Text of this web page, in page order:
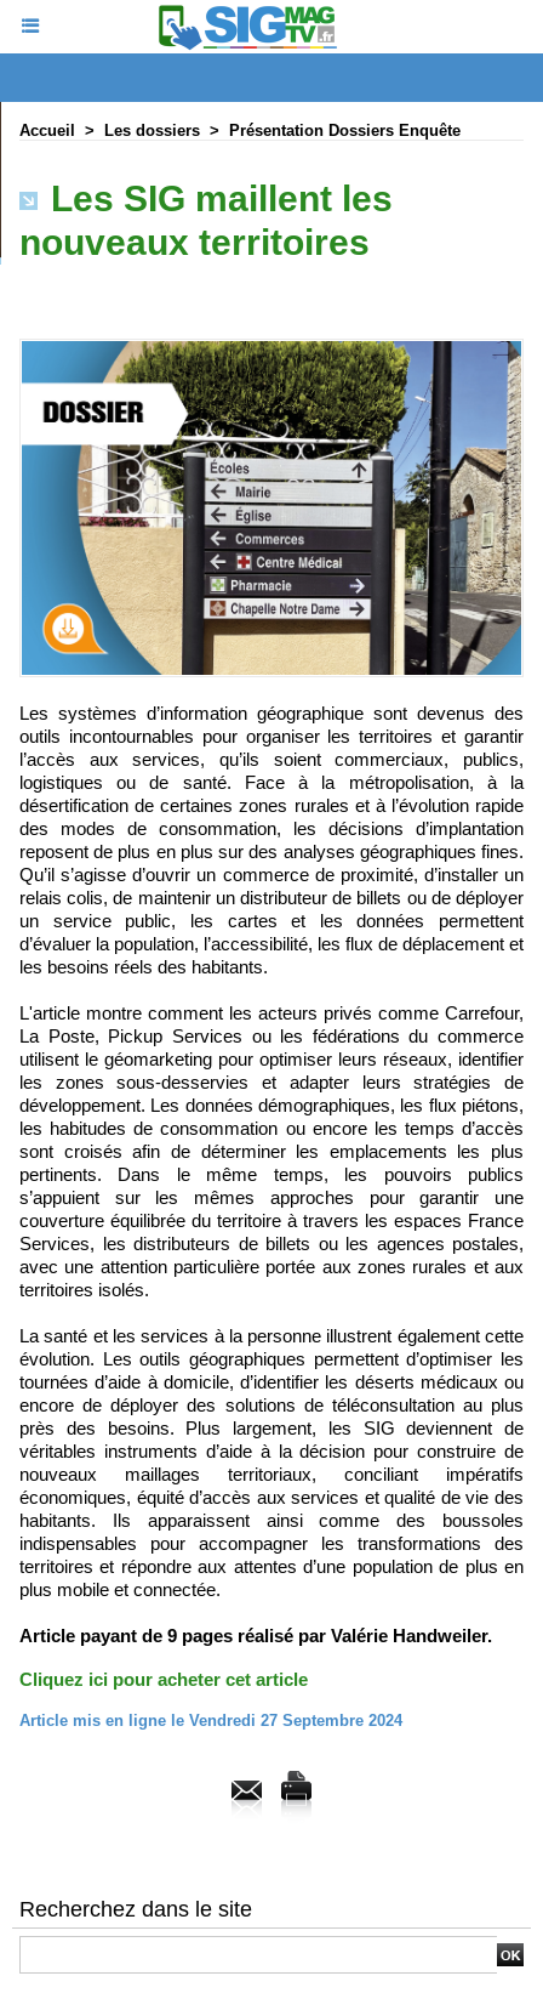
Accueil > Les dossiers > Présentation Dossiers Enquête
Les SIG maillent les
nouveaux territoires
Les systèmes d’information géographique sont devenus des
outils incontournables pour organiser les territoires et garantir
l’accès aux services, qu’ils soient commerciaux, publics,
logistiques ou de santé. Face à la métropolisation, à la
désertification de certaines zones rurales et à l’évolution rapide
des modes de consommation, les décisions d’implantation
reposent de plus en plus sur des analyses géographiques fines.
Qu’il s’agisse d’ouvrir un commerce de proximité, d’installer un
relais colis, de maintenir un distributeur de billets ou de déployer
un service public, les cartes et les données permettent
d’évaluer la population, l’accessibilité, les flux de déplacement et
les besoins réels des habitants.
L'article montre comment les acteurs privés comme Carrefour,
La Poste, Pickup Services ou les fédérations du commerce
utilisent le géomarketing pour optimiser leurs réseaux, identifier
les zones sous-desservies et adapter leurs stratégies de
développement. Les données démographiques, les flux piétons,
les habitudes de consommation ou encore les temps d’accès
sont croisés afin de déterminer les emplacements les plus
pertinents. Dans le même temps, les pouvoirs publics
s’appuient sur les mêmes approches pour garantir une
couverture équilibrée du territoire à travers les espaces France
Services, les distributeurs de billets ou les agences postales,
avec une attention particulière portée aux zones rurales et aux
territoires isolés.
La santé et les services à la personne illustrent également cette
évolution. Les outils géographiques permettent d’optimiser les
tournées d’aide à domicile, d’identifier les déserts médicaux ou
encore de déployer des solutions de téléconsultation au plus
près des besoins. Plus largement, les SIG deviennent de
véritables instruments d’aide à la décision pour construire de
nouveaux maillages territoriaux, conciliant impératifs
économiques, équité d’accès aux services et qualité de vie des
habitants. Ils apparaissent ainsi comme des boussoles
indispensables pour accompagner les transformations des
territoires et répondre aux attentes d’une population de plus en
plus mobile et connectée.
Article payant de 9 pages réalisé par Valérie Handweiler.
Cliquez ici pour acheter cet article
Article mis en ligne le Vendredi 27 Septembre 2024
Recherchez dans le site